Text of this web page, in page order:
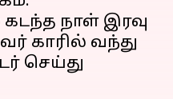
நாள் இரவு
காரில் வந்து
செய்து